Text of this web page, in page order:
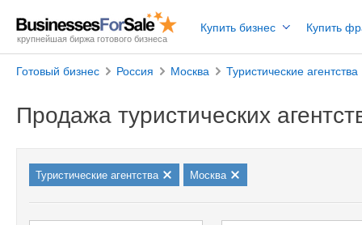
крупнейшая биржа готового бизнеса
Купить бизнес Купить
Готовый бизнес Россия Москва Туристические агентства
Продажа туристических
Туристические агентства Москва